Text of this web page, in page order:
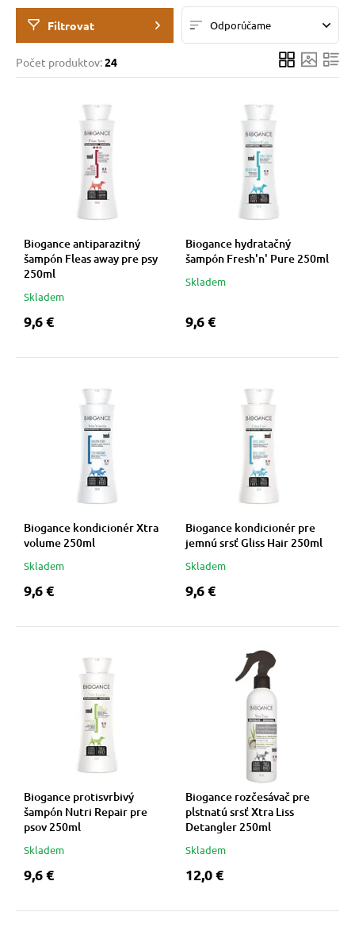
psov
poukazy
Filtrovat Odporúčame
Počet produktov:24
Biogance antiparazitný
šampón Fleas away pre psy
250ml
Skladem
9,6 €
Biogance hydratačný
šampón Fresh'n' Pure 250ml
Skladem
9,6 €
Biogance kondicionér Xtra
volume 250ml
Skladem
9,6 €
Biogance kondicionér pre
jemnú srsť Gliss Hair 250ml
Skladem
9,6 €
Biogance protisvrbivý
šampón Nutri Repair pre
psov 250ml
Skladem
9,6 €
Biogance rozčesávač pre
plstnatú srsť Xtra Liss
Detangler 250ml
Skladem
12,0 €